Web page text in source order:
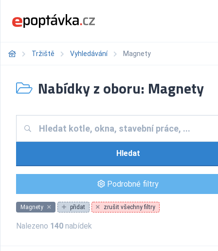
Tržiště Vyhledávání Magnety
Nabídky z oboru: Magnety
Hledat
Podrobné filtry
Magnety přidat zrušit všechny filtry
Nalezeno 140 nabídek